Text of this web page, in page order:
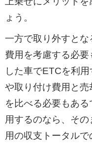
ょう。
一方で取り外すと
費用を考慮する必
した車でETCを利
や取り付け費用と
を比べる必要もあ
用するのなら、そ
用の収支トータルで